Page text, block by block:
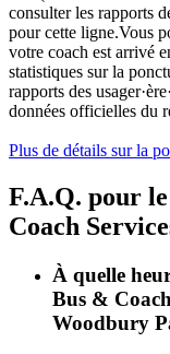
consulter les rapports
pour cette ligne.Vous
votre coach est arrivé
statistiques sur la
rapports des
données officielles du
Plus de détails sur la
F.A.Q. pour
Coach
À quelle
Bus &
Woodbury